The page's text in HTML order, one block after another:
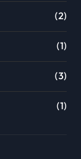
(2)
(1)
(3)
(1)